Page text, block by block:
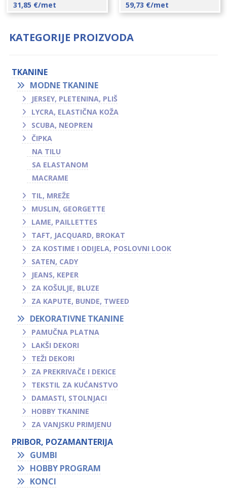
31,85 €/met 59,73 €/met
KATEGORIJE PROIZVODA
TKANINE
MODNE TKANINE
JERSEY, PLETENINA, PLIŠ
LYCRA, ELASTIČNA KOŽA
SCUBA, NEOPREN
ČIPKA
NA TILU
SA ELASTANOM
MACRAME
TIL, MREŽE
MUSLIN, GEORGETTE
LAME, PAILLETTES
TAFT, JACQUARD, BROKAT
ZA KOSTIME I ODIJELA, POSLOVNI LOOK
SATEN, CADY
JEANS, KEPER
ZA KOŠULJE, BLUZE
ZA KAPUTE, BUNDE, TWEED
DEKORATIVNE TKANINE
PAMUČNA PLATNA
LAKŠI DEKORI
TEŽI DEKORI
ZA PREKRIVAČE I DEKICE
TEKSTIL ZA KUĆANSTVO
DAMASTI, STOLNJACI
HOBBY TKANINE
ZA VANJSKU PRIMJENU
PRIBOR, POZAMANTERIJA
GUMBI
HOBBY PROGRAM
KONCI